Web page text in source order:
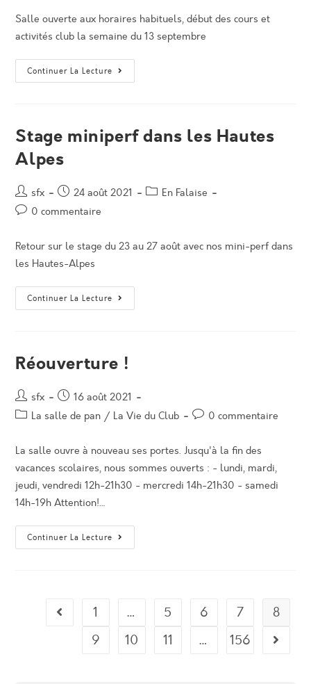
Salle ouverte aux horaires habituels, début des cours et
activités club la semaine du 13 septembre
Continuer La Lecture Horaires
De
Diverses
Stage miniperf dans les Hautes
Alpes
Auteur/autrice
de
sfx
Post
published:
24 août 2021
PostEn Falaise
Post0 commentaire
Retour sur le stage du 23 au 27 août avec nos mini-perf dans
les Hautes-Alpes
Continuer La Lecture Stage
Miniperf
Réouverture !
Auteur/autrice
de
sfx
Post
published:
16 août 2021
PostLa salle de pan / La Vie du Club
Post0 commentaire
La salle ouvre à nouveau ses portes. Jusqu'à la fin des
vacances scolaires, nous sommes ouverts : - lundi, mardi,
jeudi, vendredi 12h-21h30 - mercredi 14h-21h30 - samedi
14h-19h Attention!…
Continuer La Lecture Réouverture
!
Go to the previous page
1 … 5 6 7
8
9
10 11 … 156 Aller à